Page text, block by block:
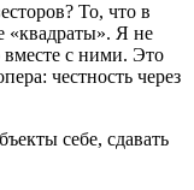
То, что в
«квадраты». Я не
с ними. Это
честность через
себе, сдавать